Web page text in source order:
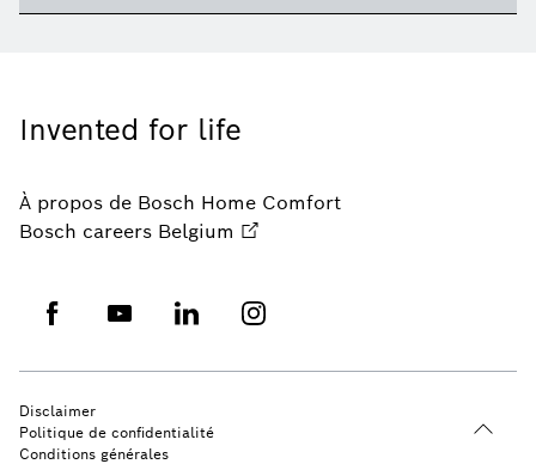
Invented for life
À propos de Bosch Home Comfort
Bosch careers Belgium
Disclaimer
Politique de confidentialité
Conditions générales